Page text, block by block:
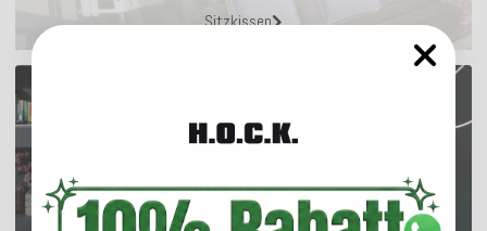
Sitzkissen